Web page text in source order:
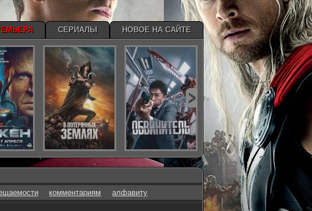
комментариям алфавиту
СЕРИАЛЫ НОВОЕ НА САЙТЕ